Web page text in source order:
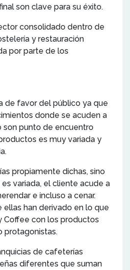
son clave para su éxito.
consolidado dentro de
y restauración
por parte de los
de favor del público ya que
donde se acuden a
son punto de encuentro
es muy variada y
propiamente dichas, sino
variada, el cliente acude a
e incluso a cenar.
ellas han derivado en lo que
Coffee con los productos
protagonistas.
de cafeterías
diferentes que suman